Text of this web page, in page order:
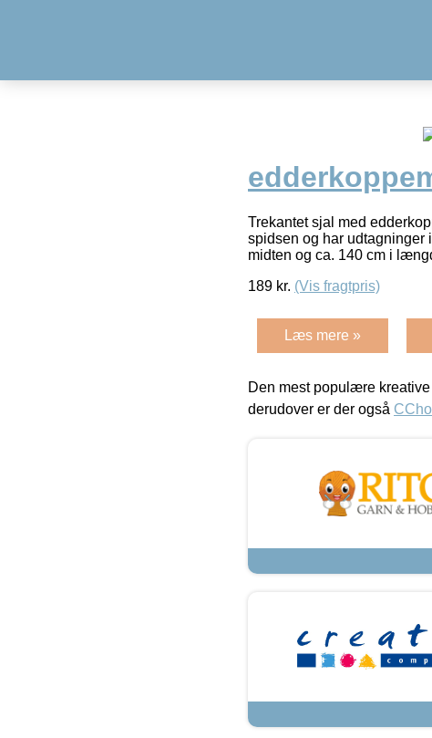
Trekantet sjal med
spidsen og har udtagninger
midten og ca. 140 cm i
189 kr. (Vis fragtpris)
Læs mere »
Den mest populære
derudover er der også